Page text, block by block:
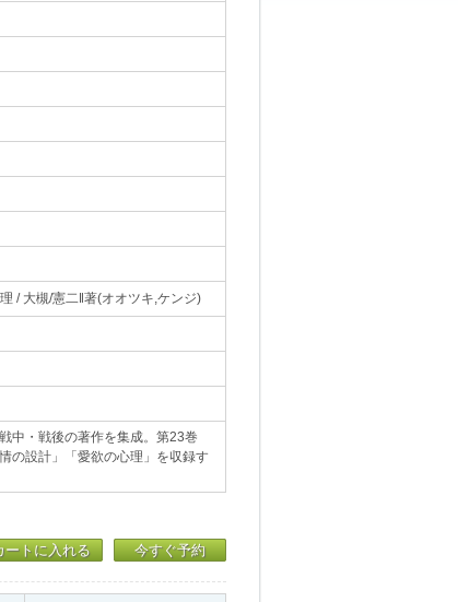
/ 大槻/憲二‖著(オオツキ,ケンジ)
中・戦後の著作を集成。第23巻
の設計」「愛欲の心理」を収録す
ートに入れる 今すぐ予約